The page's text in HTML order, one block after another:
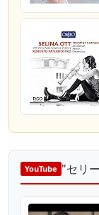
YouTube "セリ